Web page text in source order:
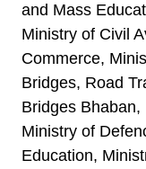
and Mass
Ministry of Civil
Commerce,
Bridges, Road
Bridges
Ministry of
Education,